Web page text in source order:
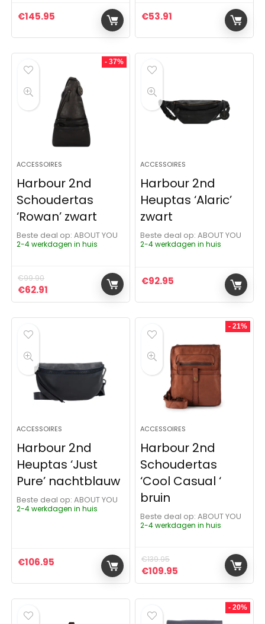
€145.95 €53.91
- 37%
ACCESSOIRES
Harbour 2nd
Schoudertas
‘Rowan’ zwart
Beste deal op:
ABOUT YOU
2-4 werkdagen in huis
€99.90
Oorspronkelijke prijs was: €99.90.
€62.91 Huidige prijs is: €62.91.
ACCESSOIRES
Harbour 2nd
Heuptas ‘Alaric’
zwart
Beste deal op:
ABOUT YOU
2-4 werkdagen in huis
€92.95
ACCESSOIRES
Harbour 2nd
Heuptas ‘Just
Pure’ nachtblauw
Beste deal op:
ABOUT YOU
2-4 werkdagen in huis
€106.95
- 21%
ACCESSOIRES
Harbour 2nd
Schoudertas
‘Cool Casual ‘
bruin
Beste deal op:
ABOUT YOU
2-4 werkdagen in huis
€139.95
Oorspronkelijke prijs was:
€109.95 Huidige prijs is:
- 20%